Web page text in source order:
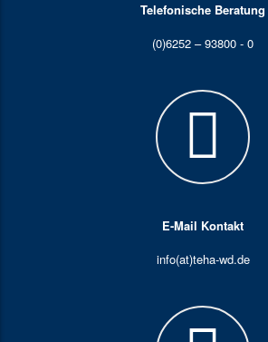
Telefonische Beratung
(0)6252 – 93800 - 0
E-Mail Kontakt
info(at)teha-wd.de